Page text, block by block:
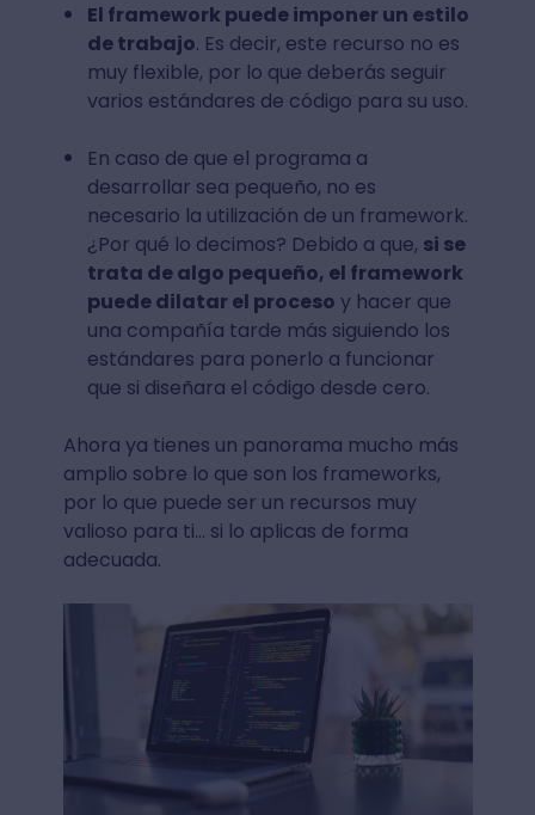
El framework puede imponer un estilo
de trabajo. Es decir, este recurso no es
muy flexible, por lo que deberás seguir
varios estándares de código para su uso.
En caso de que el programa a
desarrollar sea pequeño, no es
necesario la utilización de un framework.
¿Por qué lo decimos? Debido a que, si se
trata de algo pequeño, el framework
puede dilatar el proceso y hacer que
una compañía tarde más siguiendo los
estándares para ponerlo a funcionar
que si diseñara el código desde cero.
Ahora ya tienes un panorama mucho más
amplio sobre lo que son los frameworks,
por lo que puede ser un recursos muy
valioso para ti... si lo aplicas de forma
adecuada.